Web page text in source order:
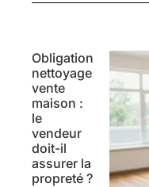
Obligation
nettoyage
vente
maison :
le
vendeur
doit-il
assurer la
propreté ?